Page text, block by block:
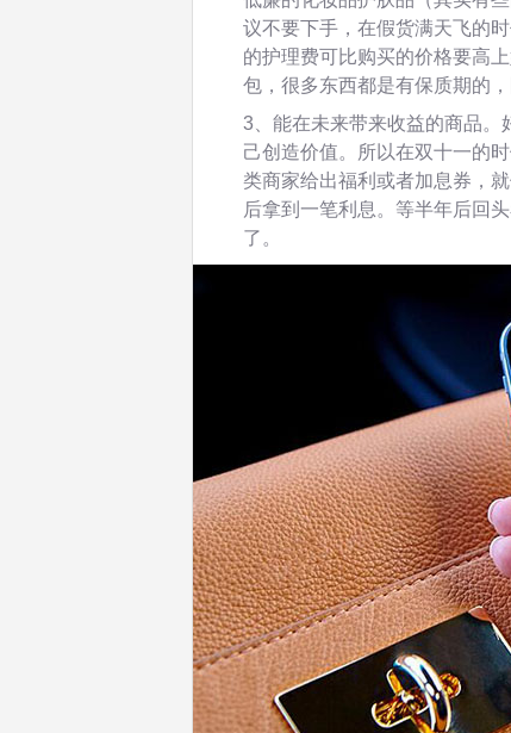
议不要下手，在假货满天飞的
的护理费可比购买的价格要高
包，很多东西都是有保质期的
3、能在未来带来收益的商品。
己创造价值。所以在双十一的
类商家给出福利或者加息券，
后拿到一笔利息。等半年后回
了。